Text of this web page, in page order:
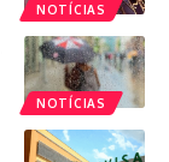
NOTÍCIAS
NOTÍCIAS